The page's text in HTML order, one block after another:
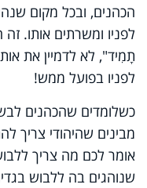
הכהנים, ובכל מקום
לפניו ומשרתים אותו.
תָמִיד", לא לדמיין את
לפניו בפועל ממש!
כשלומדים שהכהנים
מבינים שהיהודי
אומר לכם מה צריך
שנוהגים בה ללבוש